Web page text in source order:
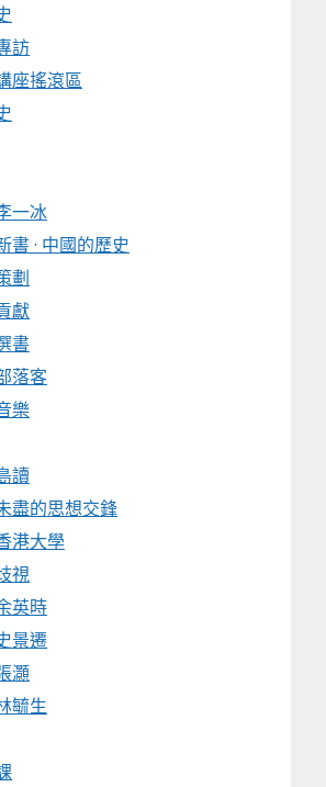
訪
座搖滾區
一冰
書 · 中國的歷史
劃
獻
書
落客
樂
讀
盡的思想交鋒
港大學
視
英時
景遷
灝
毓生